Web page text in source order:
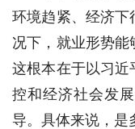
环境趋紧、经济
况下，就业形势能
这根本在于以习
控和经济社会发
导。具体来说，是